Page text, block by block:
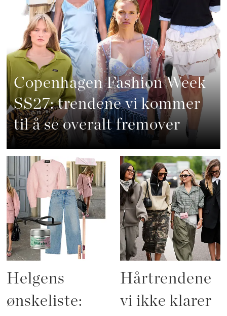
Copenhagen Fashion Week
SS27: trendene vi kommer
til å se overalt fremover
Helgens
ønskeliste:
Hårtrendene
vi ikke klarer